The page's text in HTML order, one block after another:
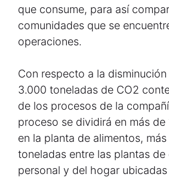
que consume, para así
comunidades que se
operaciones.
Con respecto a la
3.000 toneladas de CO2
de los procesos de la
proceso se dividirá en más de
en la planta de alimentos, más
toneladas entre las plantas de
personal y del hogar ubicadas